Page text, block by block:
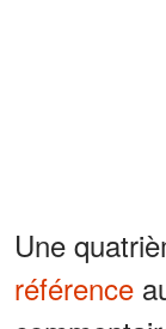
Une
référence